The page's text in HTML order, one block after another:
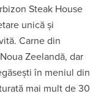
Steak House
unică şi
Carne din
Zeelandă, dar
în meniul din
mai mult de 30